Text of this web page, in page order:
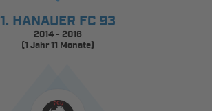
1. HANAUER FC 93
2014 - 2016
(1 Jahr 11 Monate)